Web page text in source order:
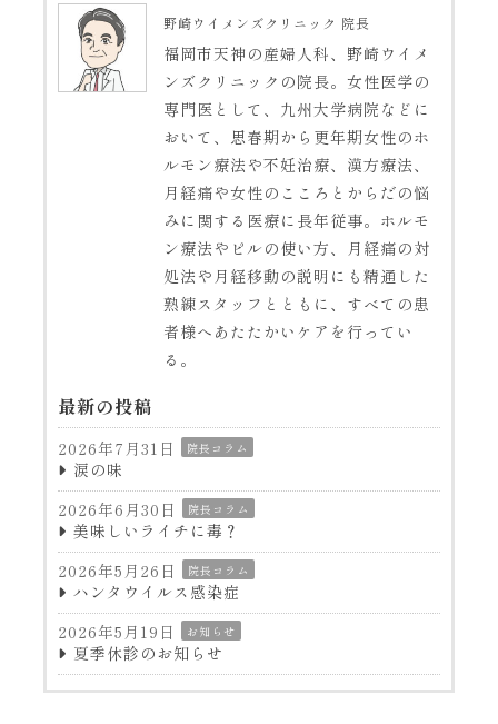
野崎ウイメンズクリニック 院長
福岡市天神の産婦人科、野崎ウイメ
ンズクリニックの院長。女性医学の
専門医として、九州大学病院などに
おいて、思春期から更年期女性のホ
ルモン療法や不妊治療、漢方療法、
月経痛や女性のこころとからだの悩
みに関する医療に長年従事。ホルモ
ン療法やピルの使い方、月経痛の対
処法や月経移動の説明にも精通した
熟練スタッフとともに、すべての患
者様へあたたかいケアを行ってい
る。
最新の投稿
2026年7月31日 院長コラム
涙の味
2026年6月30日
院長コラム
美味しいライチに毒？
2026年5月26日
院長コラム
ハンタウイルス感染症
2026年5月19日
お知らせ
夏季休診のお知らせ